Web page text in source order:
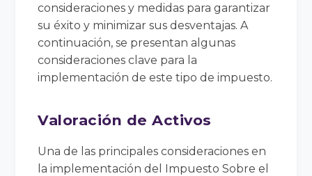
consideraciones y medidas para garantizar
su éxito y minimizar sus desventajas. A
continuación, se presentan algunas
consideraciones clave para la
implementación de este tipo de impuesto.
Valoración de Activos
Una de las principales consideraciones en
la implementación del Impuesto Sobre el